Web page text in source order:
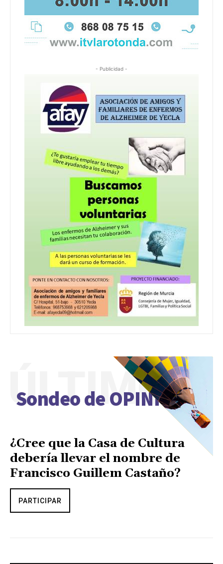
- Publicidad -
Sondeo de OPINIÓN
ÚLTIMO
¿Cree que la Casa de Cultura
debería llevar el nombre de
Francisco Guillem Castaño?
PARTICIPAR